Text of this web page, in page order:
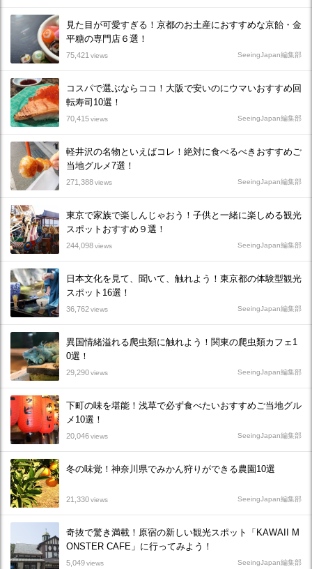
見た目が可愛すぎる！京都のお土産におすすめな京飴・金
平糖の専門店６選！
75,421 views SeeingJapan編集部
コスパで選ぶならココ！大阪で安いのにウマいおすすめ回
転寿司10選！
70,415views SeeingJapan編集部
軽井沢の名物といえばコレ！絶対に食べるべきおすすめご
当地グルメ7選！
271,388views SeeingJapan編集部
東京で家族で楽しんじゃおう！子供と一緒に楽しめる観光
スポットおすすめ９選！
244,098views SeeingJapan編集部
日本文化を見て、聞いて、触れよう！東京都の体験型観光
スポット16選！
36,762views SeeingJapan編集部
異国情緒溢れる爬虫類に触れよう！関東の爬虫類カフェ1
0選！
29,290views SeeingJapan編集部
下町の味を堪能！浅草で必ず食べたいおすすめご当地グル
メ10選！
20,046views SeeingJapan編集部
冬の味覚！神奈川県でみかん狩りができる農園10選
21,330views SeeingJapan編集部
奇抜で驚き満載！原宿の新しい観光スポット「KAWAII M
ONSTER CAFE」に行ってみよう！
5,049views SeeingJapan編集部